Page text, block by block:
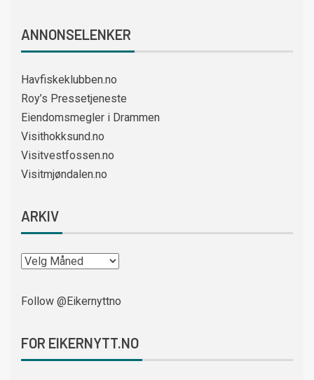
ANNONSELENKER
Havfiskeklubben.no
Roy’s Pressetjeneste
Eiendomsmegler i Drammen
Visithokksund.no
Visitvestfossen.no
Visitmjøndalen.no
ARKIV
Follow @Eikernyttno
FOR EIKERNYTT.NO